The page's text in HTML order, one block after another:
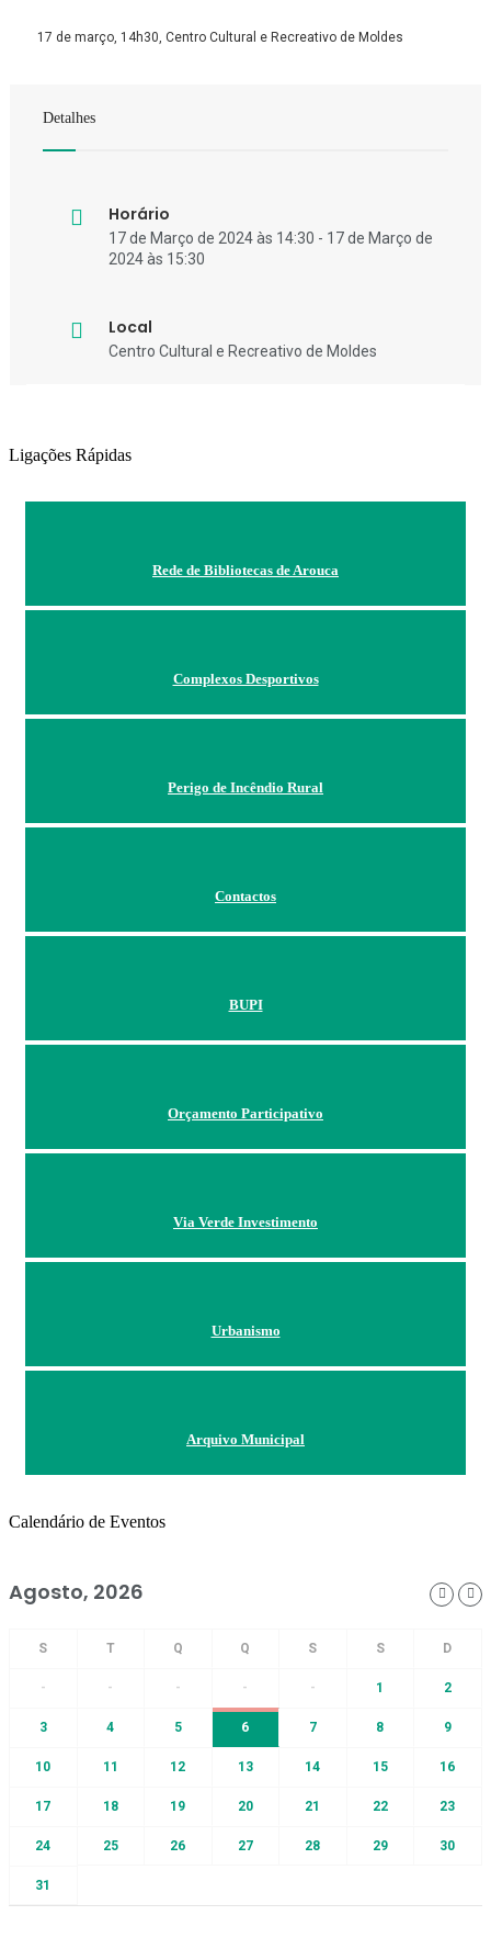
17 de março, 14h30, Centro Cultural e Recreativo de Moldes
Detalhes
Horário
17 de Março de 2024 às 14:30 - 17 de Março de
2024 às 15:30
Local
Centro Cultural e Recreativo de Moldes
Ligações Rápidas
Rede de Bibliotecas de Arouca
Complexos Desportivos
Perigo de Incêndio Rural
Contactos
BUPI
Orçamento Participativo
Via Verde Investimento
Urbanismo
Arquivo Municipal
Calendário de Eventos
Agosto, 2026
- - - - - 1 2
3 4 5 6 7 8 9
10 11 12 13 14 15 16
17 18 19 20 21 22 23
24 25 26 27 28 29 30
31